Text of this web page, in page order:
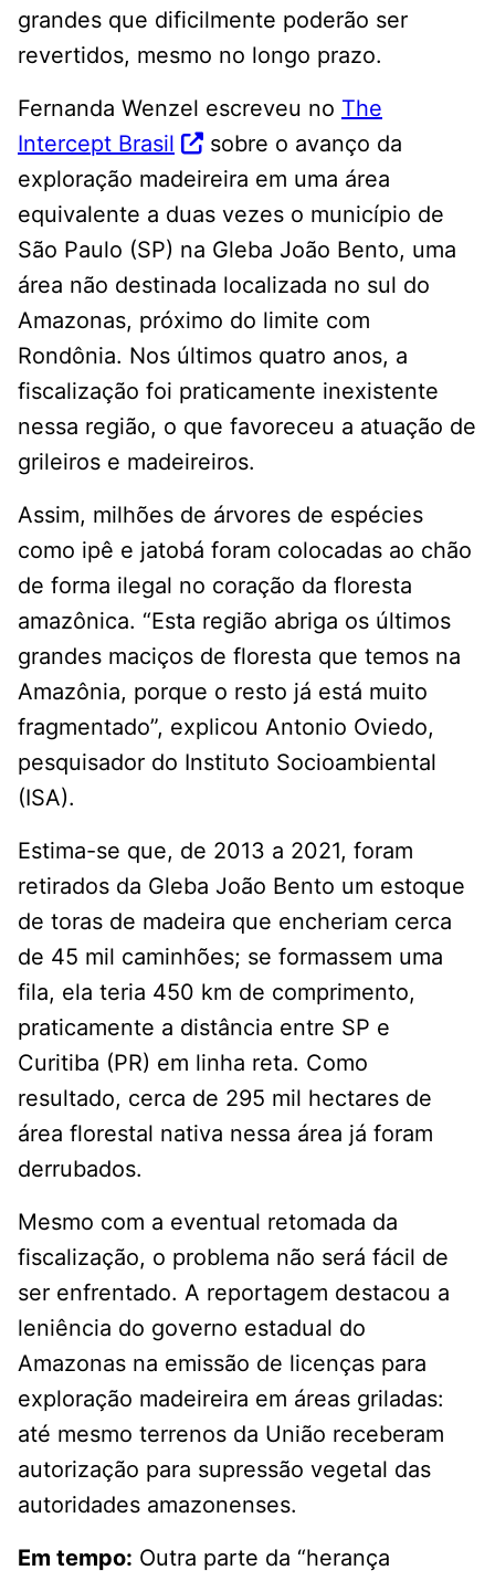
grandes que dificilmente poderão ser
revertidos, mesmo no longo prazo.
Fernanda Wenzel escreveu no The
Intercept Brasil
sobre o avanço da
exploração madeireira em uma área
equivalente a duas vezes o município de
São Paulo (SP) na Gleba João Bento, uma
área não destinada localizada no sul do
Amazonas, próximo do limite com
Rondônia. Nos últimos quatro anos, a
fiscalização foi praticamente inexistente
nessa região, o que favoreceu a atuação de
grileiros e madeireiros.
Assim, milhões de árvores de espécies
como ipê e jatobá foram colocadas ao chão
de forma ilegal no coração da floresta
amazônica. “Esta região abriga os últimos
grandes maciços de floresta que temos na
Amazônia, porque o resto já está muito
fragmentado”, explicou Antonio Oviedo,
pesquisador do Instituto Socioambiental
(ISA).
Estima-se que, de 2013 a 2021, foram
retirados da Gleba João Bento um estoque
de toras de madeira que encheriam cerca
de 45 mil caminhões; se formassem uma
fila, ela teria 450 km de comprimento,
praticamente a distância entre SP e
Curitiba (PR) em linha reta. Como
resultado, cerca de 295 mil hectares de
área florestal nativa nessa área já foram
derrubados.
Mesmo com a eventual retomada da
fiscalização, o problema não será fácil de
ser enfrentado. A reportagem destacou a
leniência do governo estadual do
Amazonas na emissão de licenças para
exploração madeireira em áreas griladas:
até mesmo terrenos da União receberam
autorização para supressão vegetal das
autoridades amazonenses.
Em tempo: Outra parte da “herança